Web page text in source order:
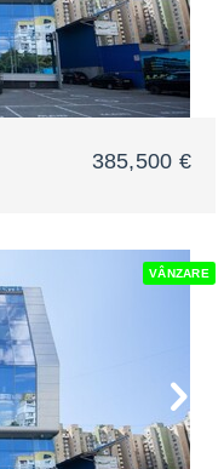
385,500 €
VÂNZARE